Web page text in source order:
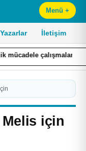
Menü +
İletişim
Melis için